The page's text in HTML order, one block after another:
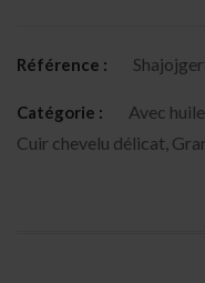
Référence :
Catégorie : Avec
Cuir chevelu délicat